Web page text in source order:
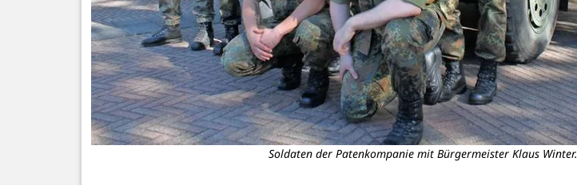
Soldaten der Patenkompanie mit Bürgermeister Klaus Winter.